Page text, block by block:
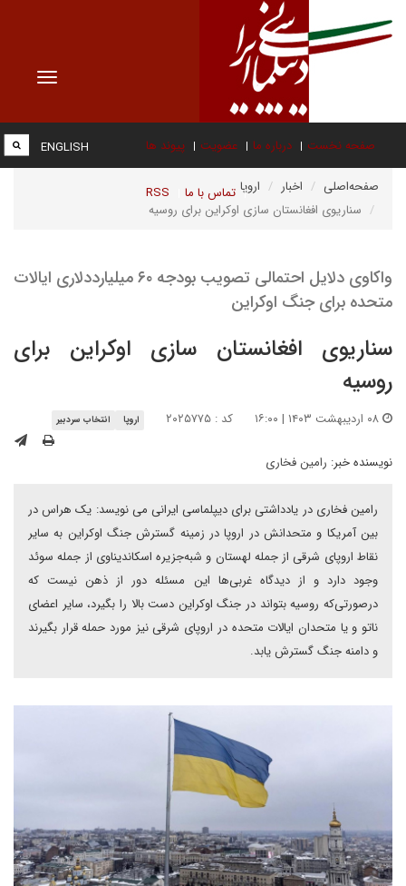
Toggle
صفحه نخست درباره ما عضویت پیوند ها
تماس با ما RSS
ENGLISH
صفحه‌اصلی اخبار
اروپا
سناریوی افغانستان سازی اوکراین برای روسیه
واکاوی دلایل احتمالی تصویب بودجه ۶۰ میلیارددلاری ایالات
متحده برای جنگ اوکراین
سناریوی افغانستان سازی اوکراین برای
روسیه
کد : ۲۰۲۵۷۷۵ اروپا انتخاب سردبیر
نویسنده خبر: رامین فخاری
رامین فخاری در یادداشتی برای دیپلماسی ایرانی می نویسد: یک هراس در
بین آمریکا و متحدانش در اروپا در زمینه گسترش جنگ اوکراین به سایر
نقاط اروپای شرقی از جمله لهستان و شبه‌جزیره اسکاندیناوی از جمله سوئد
وجود دارد و از دیدگاه غربی‌ها این مسئله دور از ذهن نیست که
درصورتی‌که روسیه بتواند در جنگ اوکراین دست بالا را بگیرد، سایر اعضای
ناتو و یا متحدان ایالات متحده در اروپای شرقی نیز مورد حمله قرار بگیرند
و دامنه جنگ گسترش یابد.